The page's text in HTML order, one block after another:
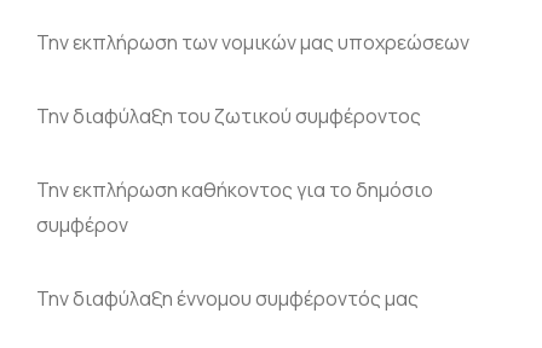
Την εκπλήρωση των νομικών μας υποχρεώσεων
Την διαφύλαξη του ζωτικού συμφέροντος
Την εκπλήρωση καθήκοντος για το δημόσιο
συμφέρον
Την διαφύλαξη έννομου συμφέροντός μας